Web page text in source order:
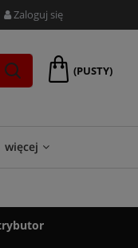
Zaloguj się
(PUSTY)
więcej